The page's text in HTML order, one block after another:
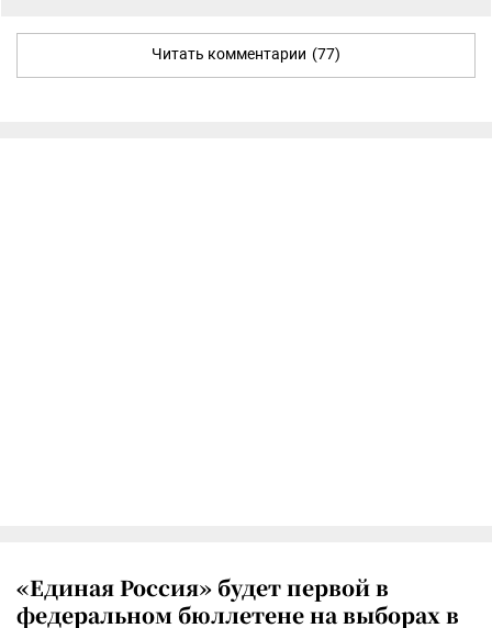
Читать комментарии (77)
«Единая Россия» будет первой в
федеральном бюллетене на выборах в